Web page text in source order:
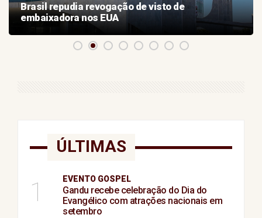
Brasil repudia revogação de visto de
embaixadora nos EUA
ÚLTIMAS
1 EVENTO GOSPEL
Gandu recebe celebração do Dia do
Evangélico com atrações nacionais em
setembro